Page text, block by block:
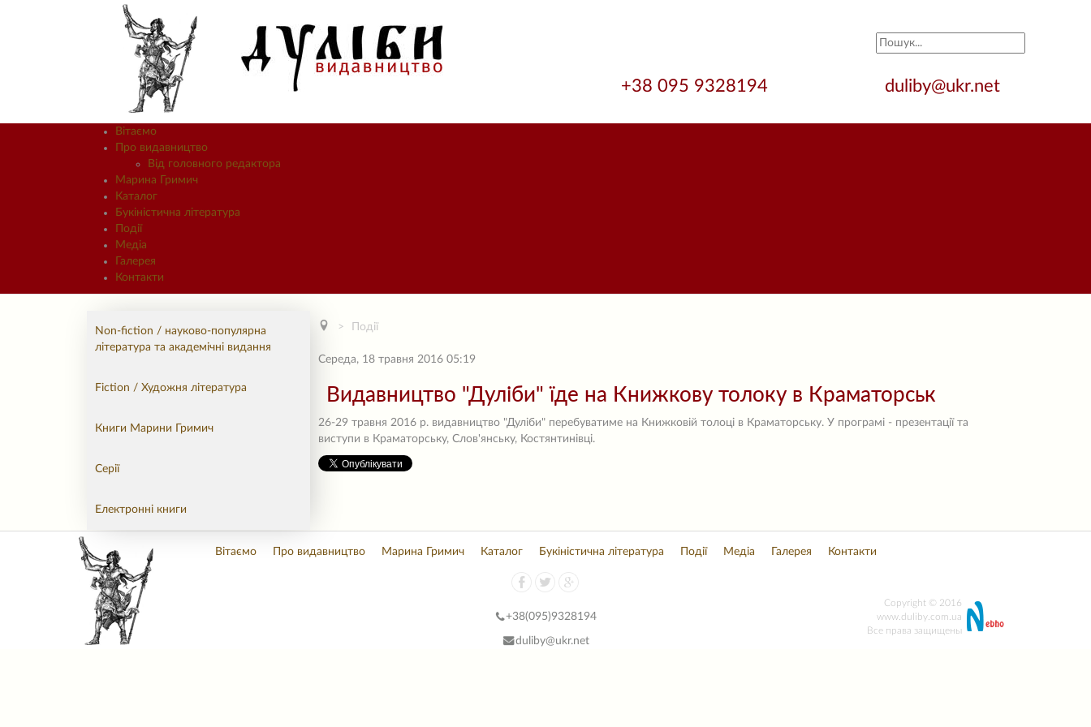
+38 095 9328194 duliby@ukr.net
Вітаємо
Про видавництво
Від головного редактора
Марина Гримич
Каталог
Букіністична література
Події
Медіа
Галерея
Контакти
Non-fiction / науково-популярна
література та академічні видання
Fiction / Художня література
Книги Марини Гримич
Серії
Електронні книги
Події
Середа, 18 травня 2016 05:19
Видавництво "Дуліби" їде на Книжкову толоку в Краматорськ
26-29 травня 2016 р. видавництво "Дуліби" перебуватиме на Книжковій толоці в Краматорську. У програмі - презентації та
виступи в Краматорську, Слов'янську, Костянтинівці.
Вітаємо Про видавництво Марина Гримич Каталог Букіністична література Події Медіа Галерея Контакти
+38(095)9328194
duliby@ukr.net
Copyright © 2016
www.duliby.com.ua
Все права защищены